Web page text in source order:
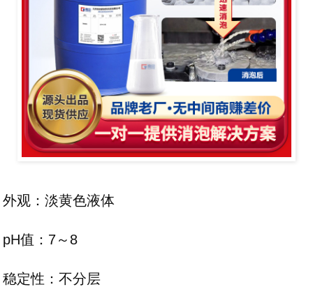
外观：淡黄色液体
pH值：7～8
稳定性：不分层